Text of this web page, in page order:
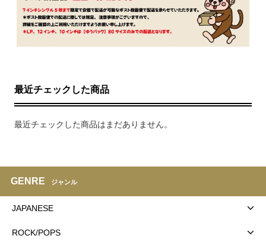
最近チェックした商品
最近チェックした商品はまだありません。
GENRE ジャンル
JAPANESE
ROCK/POPS